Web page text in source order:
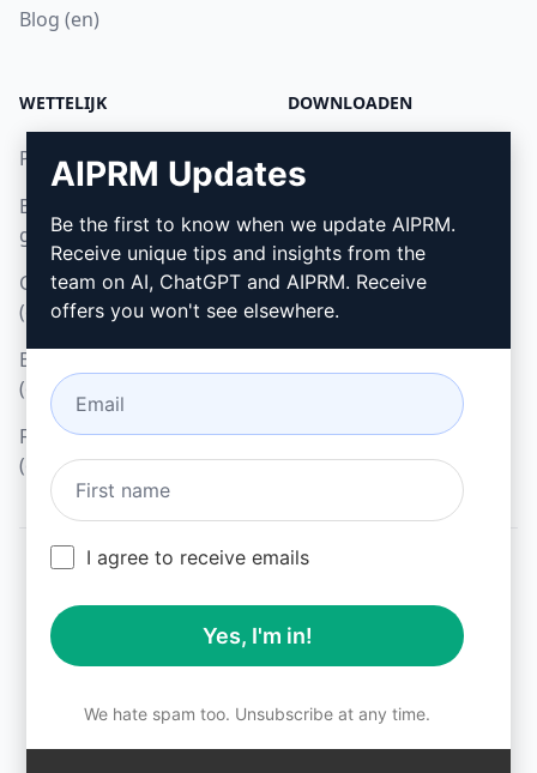
Blog (en)
WETTELIJK
Privacybeleid (en)
Beleid voor acceptabel
gebruik (en)
Gebruiksvoorwaarden
(en)
Browseruitbreidingsvoorwaarden
(en)
Factureringsvoorwaarden
(en)
DOWNLOADEN
Microsoft Edge (en)
All logos, trademarks, and registered trademarks are the
property of their respective owners.
AIPRM and other related brand names are registered
laws.
AIPRM Updates
Be the first to know when we update AIPRM.
Receive unique tips and insights from the
team on AI, ChatGPT and AIPRM. Receive
offers you won't see elsewhere.
I agree to receive emails
Yes, I'm in!
We hate spam too. Unsubscribe at any time.